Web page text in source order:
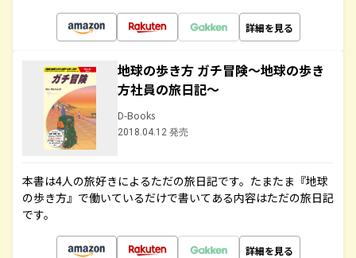
詳細を見る
地球の歩き方 ガチ冒険～地球の歩き
方社員の旅日記～
D-Books
2018.04.12 発売
本書は4人の旅好きによるただの旅日記です。たまたま『地球
の歩き方』で働いているだけで書いてある内容はただの旅日記
です。
詳細を見る